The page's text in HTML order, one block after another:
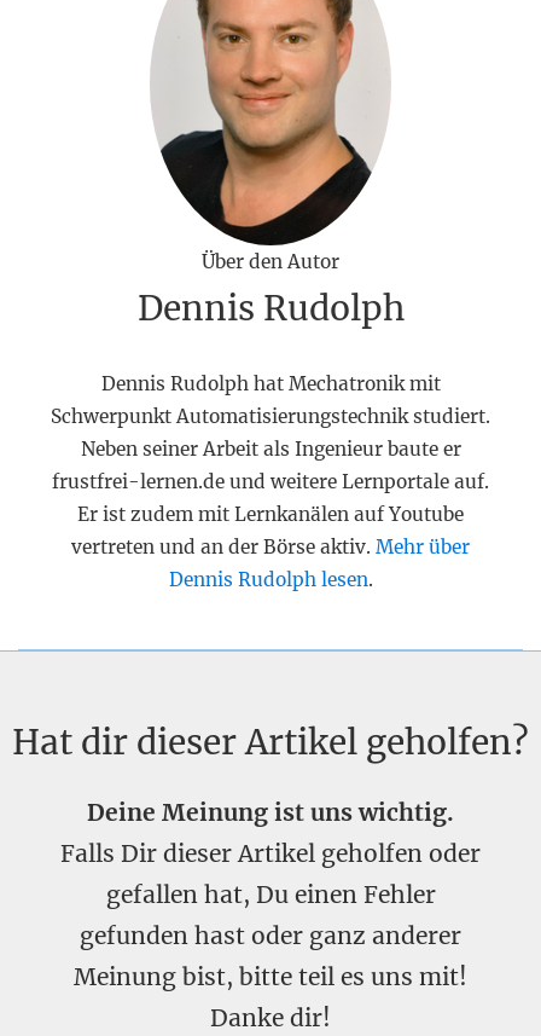
Über den Autor
Dennis Rudolph
Dennis Rudolph hat Mechatronik mit
Schwerpunkt Automatisierungstechnik studiert.
Neben seiner Arbeit als Ingenieur baute er
frustfrei-lernen.de und weitere Lernportale auf.
Er ist zudem mit Lernkanälen auf Youtube
vertreten und an der Börse aktiv. Mehr über
Dennis Rudolph lesen.
Hat dir dieser Artikel geholfen?
Deine Meinung ist uns wichtig.
Falls Dir dieser Artikel geholfen oder
gefallen hat, Du einen Fehler
gefunden hast oder ganz anderer
Meinung bist, bitte teil es uns mit!
Danke dir!